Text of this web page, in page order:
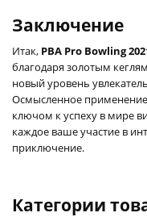
Заключение
Итак, PBA Pro Bowling
благодаря золотым
новый уровень
Осмысленное
ключом к успеху в мире
каждое ваше участие в
приключение.
Категории